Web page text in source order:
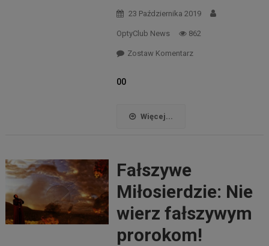
23 Października 2019
OptyClub News 862
Zostaw Komentarz
00
Więcej...
Fałszywe
Miłosierdzie: Nie
wierz fałszywym
prorokom!